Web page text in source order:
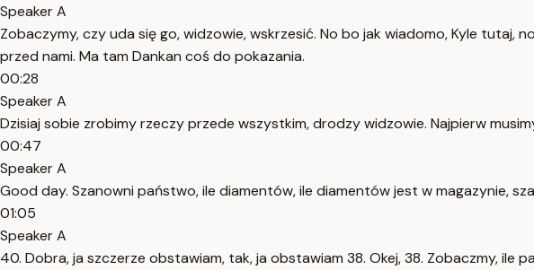
Speaker A
Zobaczymy, czy uda się go, widzowie, wskrzesić. No bo jak wiadomo, Kyle
przed nami. Ma tam Dankan coś do pokazania.
00:28
Speaker A
Dzisiaj sobie zrobimy rzeczy przede wszystkim, drodzy widzowie. Najpierw
00:47
Speaker A
Good day. Szanowni państwo, ile diamentów, ile diamentów jest w magazynie,
01:05
Speaker A
40. Dobra, ja szczerze obstawiam, tak, ja obstawiam 38. Okej, 38. Zobaczmy, ile